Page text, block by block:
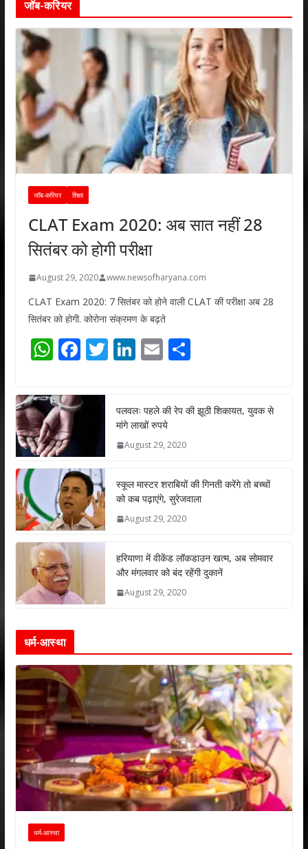
जॉब-करियर
जॉब-करियर शिक्षा
CLAT Exam 2020: अब सात नहीं 28
सितंबर को होगी परीक्षा
August 29, 2020 www.newsofharyana.com
CLAT Exam 2020: 7 सितंबर को होने वाली CLAT की परीक्षा अब 28
सितंबर को होगी. कोरोना संक्रमण के बढ़ते
W
at
s
A
p
p
F
e
b
o
k
T
er
Li
e
dI
n
E
l
S
e
पलवलः पहले की रेप की झूठी शिकायत, युवक से
मांगे लाखों रुपये
August 29, 2020
स्कूल मास्टर शराबियों की गिनती करेंगे तो बच्चों
को कब पढ़ाएंगे, सुरेजवाला
August 29, 2020
हरियाणा में वीकेंड लॉकडाउन खत्म, अब सोमवार
और मंगलवार को बंद रहेंगी दुकानें
August 29, 2020
धर्म-आस्था
धर्म-आस्था